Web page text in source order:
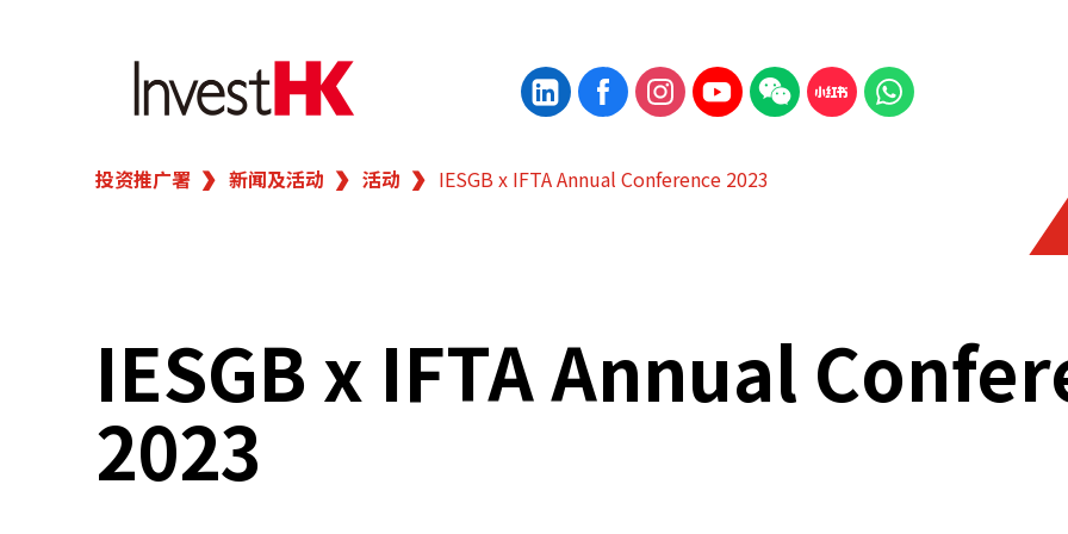
繁 简
新闻及活动
业务领域
投资推广署 新闻及活动 活动 IESGB x IFTA Annual Conference 2023
IESGB x IFTA Annual
2023